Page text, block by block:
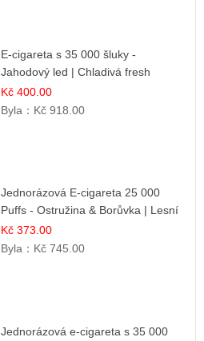
E-cigareta s 35 000 šluky -
Jahodový led | Chladivá fresh
příchuť
Kč 400.00
Byla： Kč 918.00
Jednorázová E-cigareta 25 000
Puffs - Ostružina & Borůvka | Lesní
ovocná směs
Kč 373.00
Byla： Kč 745.00
Jednorázová e-cigareta s 35 000